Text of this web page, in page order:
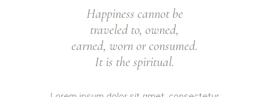
Happiness cannot be
traveled to, owned,
earned, worn or consumed.
It is the spiritual.